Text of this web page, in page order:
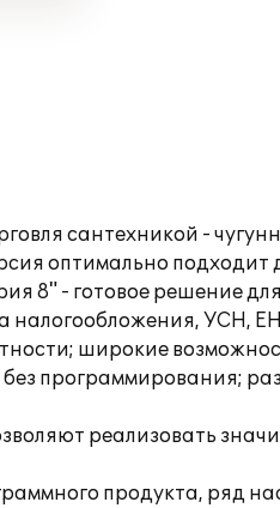
сантехникой -
оптимально подходит
8" - готовое решение
налогообложения, УСН,
широкие
программирования;
реализовать
продукта, ряд